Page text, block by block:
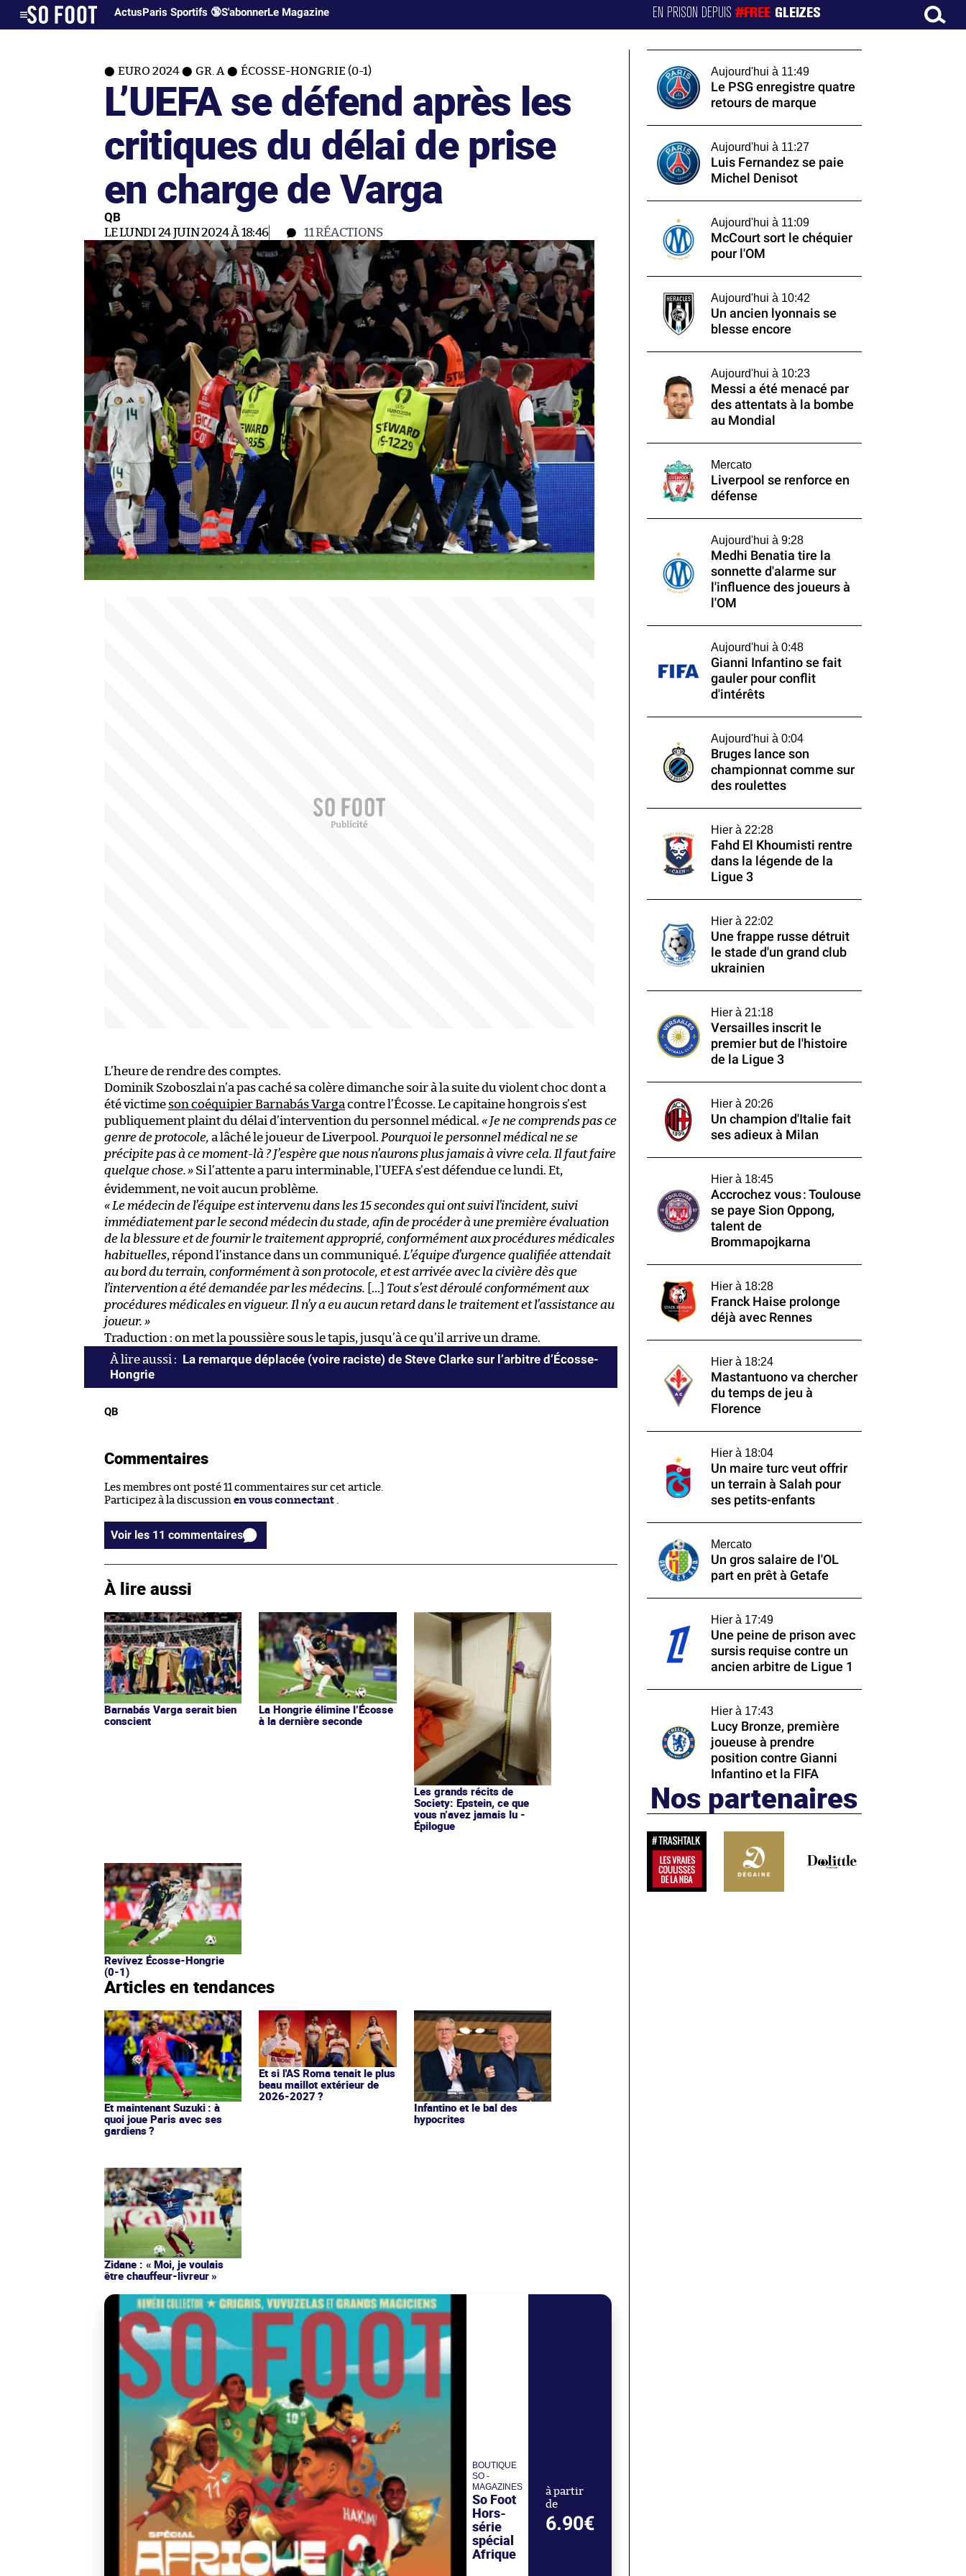
ActusParis Sportifs 🔞S'abonnerLe Magazine EN PRISON DEPUIS#FREE GLEIZES
EURO 2024 GR. A ÉCOSSE-HONGRIE (0-1)
L’UEFA se défend après les
critiques du délai de prise
en charge de Varga
QB
LE LUNDI 24 JUIN 2024 À 18:46 11RÉACTIONS
L’heure de rendre des comptes.
Dominik Szoboszlai n’a pas caché sa colère dimanche soir à la suite du violent choc dont a
été victime son coéquipier Barnabás Varga contre l’Écosse. Le capitaine hongrois s’est
publiquement plaint du délai d’intervention du personnel médical. « Je ne comprends pas ce
genre de protocole, a lâché le joueur de Liverpool. Pourquoi le personnel médical ne se
précipite pas à ce moment-là ? J’espère que nous n’aurons plus jamais à vivre cela. Il faut faire
quelque chose.» Si l’attente a paru interminable, l’UEFA s’est défendue ce lundi. Et,
évidemment, ne voit aucun problème.
« Le médecin de l’équipe est intervenu dans les 15 secondes qui ont suivi l’incident, suivi
immédiatement par le second médecin du stade, afin de procéder à une première évaluation
de la blessure et de fournir le traitement approprié, conformément aux procédures médicales
habituelles, répond l’instance dans un communiqué. L’équipe d’urgence qualifiée attendait
au bord du terrain, conformément à son protocole, et est arrivée avec la civière dès que
l’intervention a été demandée par les médecins. […]
Tout s’est déroulé conformément aux
procédures médicales en vigueur. Il n’y a eu aucun retard dans le traitement et l’assistance au
joueur. »
Traduction : on met la poussière sous le tapis, jusqu’à ce qu’il arrive un drame.
La remarque déplacée (voire raciste) de Steve Clarke sur l’arbitre d’Écosse-
Hongrie
QB
Commentaires
Les membres ont posté 11 commentaires sur cet article.
Participez à la discussion en vous connectant
Voir les 11 commentaires
À lire aussi
Barnabás Varga serait bien
conscient
La Hongrie élimine l’Écosse
à la dernière seconde
Les grands récits de
Society: Epstein, ce que
vous n’avez jamais lu -
Épilogue
Revivez Écosse-Hongrie
(0-1)
Articles en tendances
Et maintenant Suzuki : à
quoi joue Paris avec ses
gardiens ?
Et si l'AS Roma tenait le plus
beau maillot extérieur de
2026-2027 ?
Infantino et le bal des
hypocrites
Zidane : « Moi, je voulais
être chauffeur-livreur »
BOUTIQUE
SO -
MAGAZINES
So Foot
Hors-
série
spécial
Afrique
à partir
de
6.90€
Aujourd'hui à 11:49
Le PSG enregistre quatre
retours de marque
Aujourd'hui à 11:27
Luis Fernandez se paie
Michel Denisot
Aujourd'hui à 11:09
McCourt sort le chéquier
pour l'OM
Aujourd'hui à 10:42
Un ancien lyonnais se
blesse encore
Aujourd'hui à 10:23
Messi a été menacé par
des attentats à la bombe
au Mondial
Mercato
Liverpool se renforce en
défense
Aujourd'hui à 9:28
Medhi Benatia tire la
sonnette d'alarme sur
l'influence des joueurs à
l'OM
Aujourd'hui à 0:48
Gianni Infantino se fait
gauler pour conflit
d'intérêts
Aujourd'hui à 0:04
Bruges lance son
championnat comme sur
des roulettes
Hier à 22:28
Fahd El Khoumisti rentre
dans la légende de la
Ligue 3
Hier à 22:02
Une frappe russe détruit
le stade d'un grand club
ukrainien
Hier à 21:18
Versailles inscrit le
premier but de l'histoire
de la Ligue 3
Hier à 20:26
Un champion d'Italie fait
ses adieux à Milan
Hier à 18:45
Accrochez vous : Toulouse
se paye Sion Oppong,
talent de
Brommapojkarna
Hier à 18:28
Franck Haise prolonge
déjà avec Rennes
Hier à 18:24
Mastantuono va chercher
du temps de jeu à
Florence
Hier à 18:04
Un maire turc veut offrir
un terrain à Salah pour
ses petits-enfants
Mercato
Un gros salaire de l'OL
part en prêt à Getafe
Hier à 17:49
Une peine de prison avec
sursis requise contre un
ancien arbitre de Ligue 1
Hier à 17:43
Lucy Bronze, première
joueuse à prendre
position contre Gianni
Infantino et la FIFA
Nos partenaires